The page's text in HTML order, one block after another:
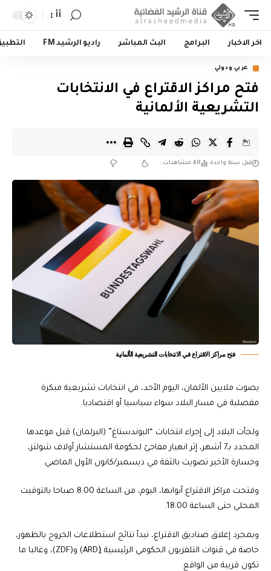
أأ
اخر الاخبار البرامج البث المباشر راديو الرشيد FM
عربي ودولي
فتح مراكز الاقتراع في الانتخابات
التشريعية الألمانية
قبل سنة واحدة 48 مشاهدات
فتح مراكز الاقتراع في الانتخابات التشريعية الألمانية
يصوت ملايين الألمان، اليوم الأحد، في انتخابات تشريعية مبكرة
مفصلية في مسار البلاد سواء سياسيا أو اقتصاديا.
ولجأت البلاد إلى إجراء انتخابات “البوندستاغ” (البرلمان) قبل موعدها
المحدد بـ7 أشهر، إثر انهيار مفاجئ لحكومة المستشار أولاف شولتز،
وخسارة الأخير تصويت بالثقة في ديسمبر/كانون الأول الماضي.
وفتحت مراكز الاقتراع أبوابها، اليوم، من الساعة 8:00 صباحا بالتوقيت
المحلي حتى الساعة 18:00.
وبمجرد إغلاق صناديق الاقتراع، تبدأ نتائج استطلاعات الخروج بالظهور،
خاصة في قنوات التلفزيون الحكومي الرئيسية (ِARD) و(ZDF)، وغالبا ما
تكون قريبة من الواقع.